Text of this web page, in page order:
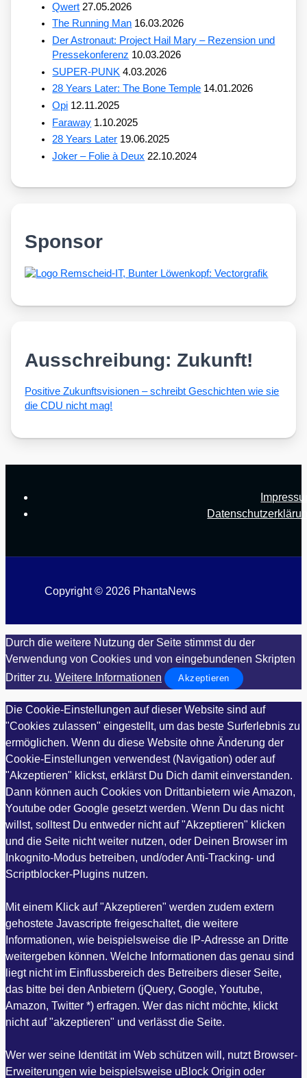
Qwert 27.05.2026
The Running Man 16.03.2026
Der Astronaut: Project Hail Mary – Rezension und
Pressekonferenz 10.03.2026
SUPER-PUNK 4.03.2026
28 Years Later: The Bone Temple 14.01.2026
Opi 12.11.2025
Faraway 1.10.2025
28 Years Later 19.06.2025
Joker – Folie à Deux 22.10.2024
Sponsor
Ausschreibung: Zukunft!
Posi­ti­ve Zukunfts­vi­sio­nen – schreibt Geschich­ten wie sie
die CDU nicht mag!
Copyright © 2026 PhantaNews
Durch die weitere Nutzung der Seite stimmst du der
Verwendung von Cookies und von eingebundenen Skripten
Dritter zu. Weitere Informationen Akzeptieren
Die Cookie-Einstellungen auf dieser Website sind auf
"Cookies zulassen" eingestellt, um das beste Surferlebnis zu
ermöglichen. Wenn du diese Website ohne Änderung der
Cookie-Einstellungen verwendest (Navigation) oder auf
"Akzeptieren" klickst, erklärst Du Dich damit einverstanden.
Dann können auch Cookies von Drittanbietern wie Amazon,
Youtube oder Google gesetzt werden. Wenn Du das nicht
willst, solltest Du entweder nicht auf "Akzeptieren" klicken
und die Seite nicht weiter nutzen, oder Deinen Browser im
Inkognito-Modus betreiben, und/oder Anti-Tracking- und
Scriptblocker-Plugins nutzen.
Mit einem Klick auf "Akzeptieren" werden zudem extern
gehostete Javascripte freigeschaltet, die weitere
Informationen, wie beispielsweise die IP-Adresse an Dritte
weitergeben können. Welche Informationen das genau sind
liegt nicht im Einflussbereich des Betreibers dieser Seite,
das bitte bei den Anbietern (jQuery, Google, Youtube,
Amazon, Twitter *) erfragen. Wer das nicht möchte, klickt
nicht auf "akzeptieren" und verlässt die Seite.
Wer wer seine Identität im Web schützen will, nutzt Browser-
Erweiterungen wie beispielsweise uBlock Origin oder